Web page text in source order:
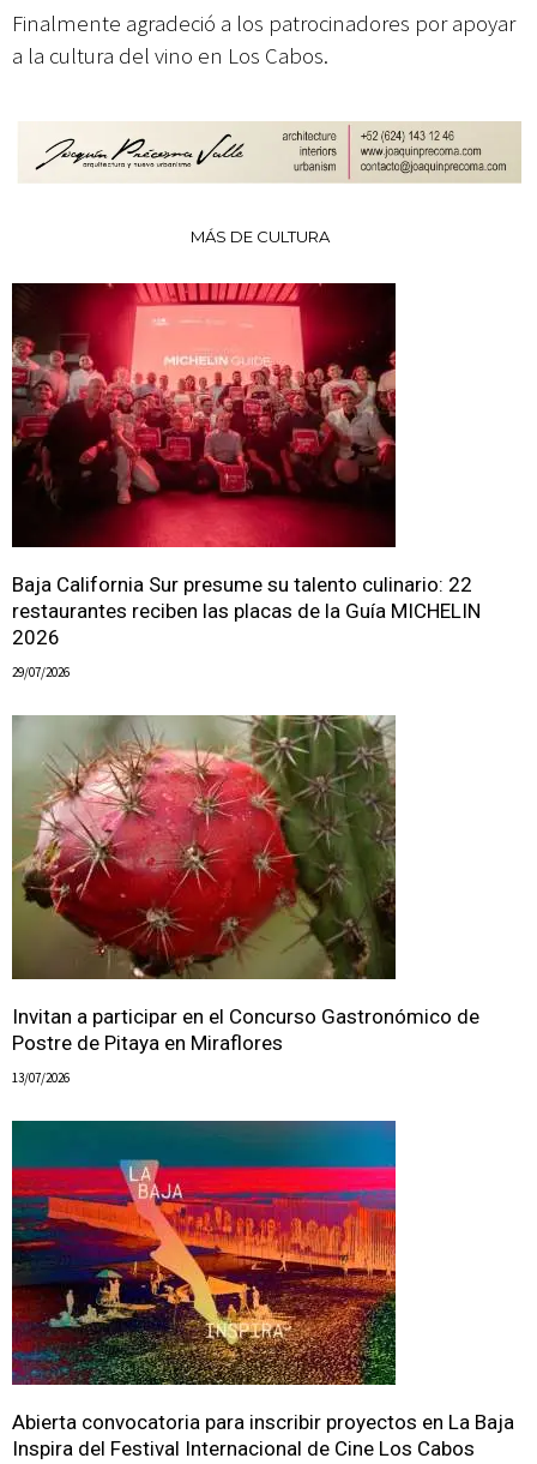
Finalmente agradeció a los patrocinadores por apoyar
a la cultura del vino en Los Cabos.
MÁS DE CULTURA
Baja California Sur presume su talento culinario: 22
restaurantes reciben las placas de la Guía MICHELIN
2026
29/07/2026
Invitan a participar en el Concurso Gastronómico de
Postre de Pitaya en Miraflores
13/07/2026
Abierta convocatoria para inscribir proyectos en La Baja
Inspira del Festival Internacional de Cine Los Cabos